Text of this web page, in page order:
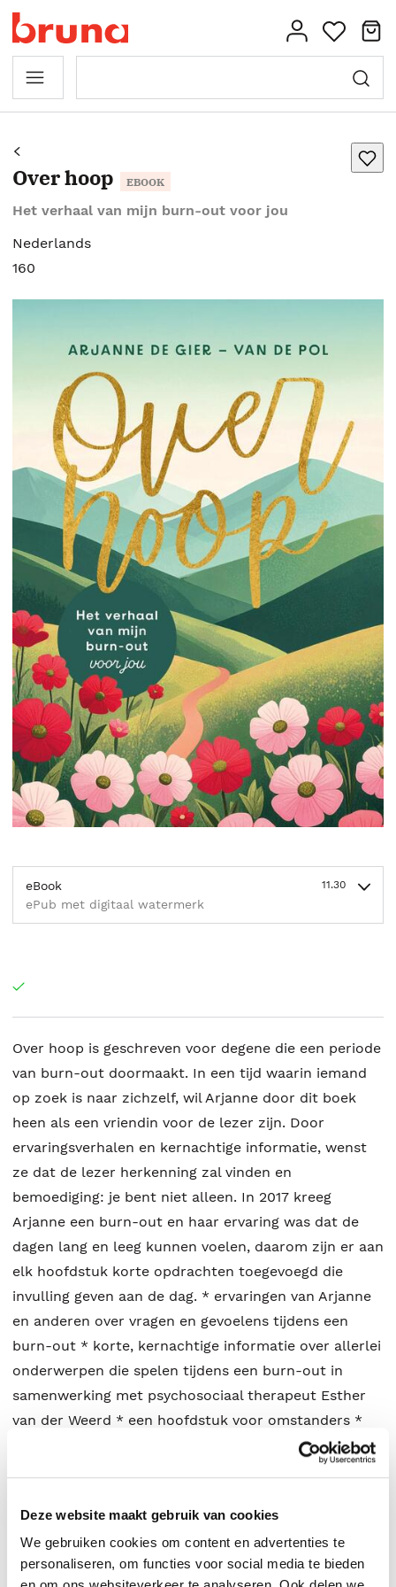
Deze website maakt gebruik van cookies
We gebruiken cookies om content en advertenties te
personaliseren, om functies voor social media te bieden
Over hoop EBOOK
Het verhaal van mijn burn-out voor jou
Nederlands
160
eBook 11.30
ePub met digitaal watermerk
Over hoop is geschreven voor degene die een periode
van burn-out doormaakt. In een tijd waarin iemand
op zoek is naar zichzelf, wil Arjanne door dit boek
heen als een vriendin voor de lezer zijn. Door
ervaringsverhalen en kernachtige informatie, wenst
ze dat de lezer herkenning zal vinden en
bemoediging: je bent niet alleen. In 2017 kreeg
Arjanne een burn-out en haar ervaring was dat de
dagen lang en leeg kunnen voelen, daarom zijn er aan
elk hoofdstuk korte opdrachten toegevoegd die
invulling geven aan de dag. * ervaringen van Arjanne
en anderen over vragen en gevoelens tijdens een
burn-out * korte, kernachtige informatie over allerlei
onderwerpen die spelen tijdens een burn-out in
samenwerking met psychosociaal therapeut Esther
van der Weerd * een hoofdstuk voor omstanders *
korte opdrachten die bemoediging en invulling geven
aan de dag * Arjanne heeft niet als doel om de lezer
wil er juist in die moeilijke periode zijn Arjanne de
Gier-van de Pol (1993) heeft een passie voor boeken.
Ze is werkzaam in een christelijke boekhandel en op